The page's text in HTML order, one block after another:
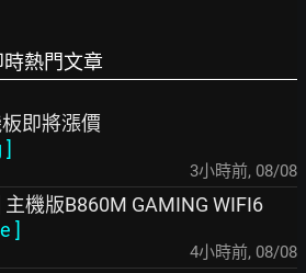
熱門文章
即將漲價
]
3小時前, 08/08
機版B860M GAMING WIFI6
]
4小時前, 08/08